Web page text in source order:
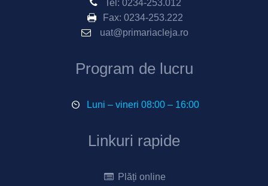
Tel: 0234-253.012
Fax: 0234-253.222
uat@primariacleja.ro
Program de lucru
Luni – vineri 08:00 – 16:00
Linkuri rapide
Plăți online